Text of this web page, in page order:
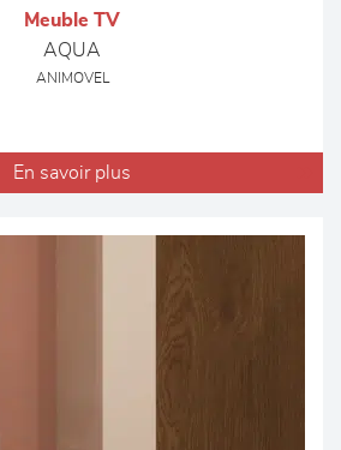
Meuble TV
AQUA
ANIMOVEL
En savoir plus